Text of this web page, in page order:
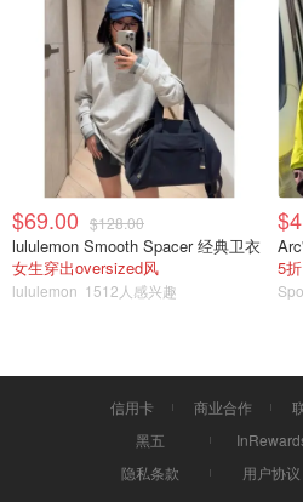
$69.00 $128.00
lululemon Smooth Spacer 经典卫衣
女生穿出oversized风
lululemon 1512人感兴趣
5
信用卡 商业合作
黑五
隐私条款
用户协议